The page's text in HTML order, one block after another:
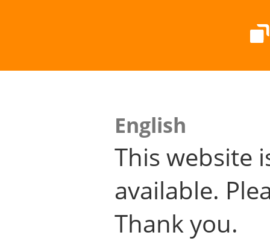
English
This website
available.
Thank you.